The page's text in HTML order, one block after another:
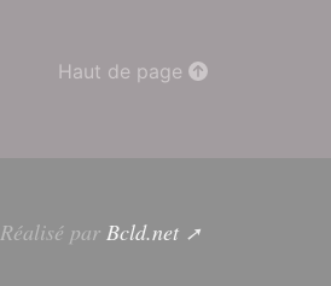
Haut de page
Réalisé par Bcld.net